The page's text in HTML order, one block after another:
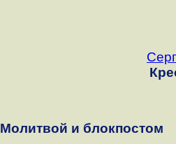
Молитвой и блокпостом